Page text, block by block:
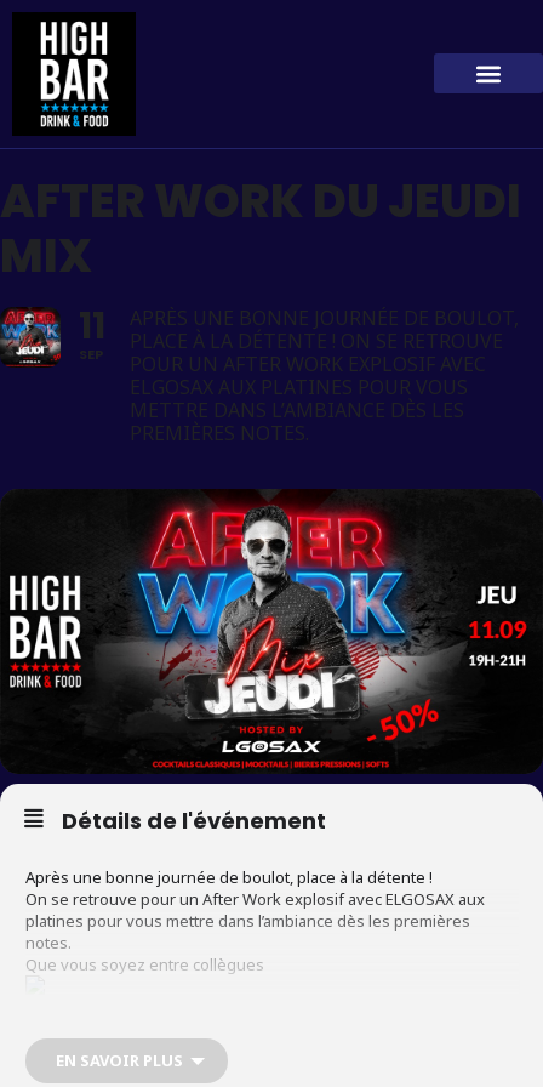
AFTER WORK DU JEUDI
MIX
11
SEP
APRÈS UNE BONNE JOURNÉE DE BOULOT,
PLACE À LA DÉTENTE ! ON SE RETROUVE
POUR UN AFTER WORK EXPLOSIF AVEC
ELGOSAX AUX PLATINES POUR VOUS
METTRE DANS L’AMBIANCE DÈS LES
PREMIÈRES NOTES.
Détails de l'événement
Après une bonne journée de boulot, place à la détente !
On se retrouve pour un After Work explosif avec ELGOSAX aux
platines pour vous mettre dans l’ambiance dès les premières
notes.
Que vous soyez entre collègues
EN SAVOIR PLUS